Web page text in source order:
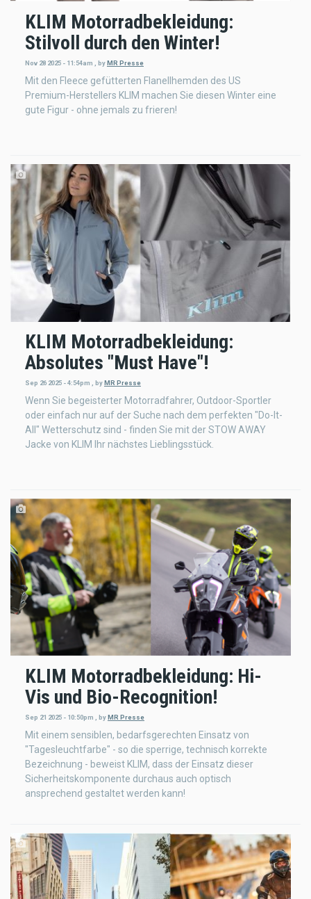
KLIM Motorradbekleidung:
Stilvoll durch den Winter!
Nov 28 2025 - 11:54am , byMR Presse
Mit den Fleece gefütterten Flanellhemden des US
Premium-Herstellers KLIM machen Sie diesen Winter eine
gute Figur - ohne jemals zu frieren!
KLIM Motorradbekleidung:
Absolutes "Must Have"!
Sep 26 2025 - 4:54pm , byMR Presse
Wenn Sie begeisterter Motorradfahrer, Outdoor-Sportler
oder einfach nur auf der Suche nach dem perfekten "Do-It-
All" Wetterschutz sind - finden Sie mit der STOW AWAY
Jacke von KLIM Ihr nächstes Lieblingsstück.
KLIM Motorradbekleidung: Hi-
Vis und Bio-Recognition!
Sep 21 2025 - 10:50pm , by MR Presse
Mit einem sensiblen, bedarfsgerechten Einsatz von
"Tagesleuchtfarbe" - so die sperrige, technisch korrekte
Bezeichnung - beweist KLIM, dass der Einsatz dieser
Sicherheitskomponente durchaus auch optisch
ansprechend gestaltet werden kann!